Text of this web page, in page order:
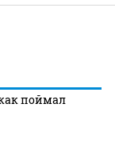
поймал